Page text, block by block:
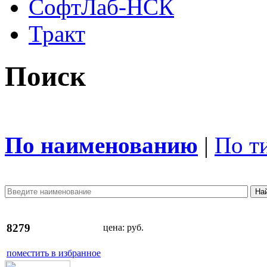
СофтЛаб-НСК
Тракт
Поиск
По наименованию | По
8279 цена: руб.
поместить в избранное